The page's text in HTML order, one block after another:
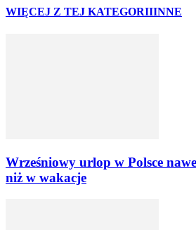
WIĘCEJ Z TEJ KATEGORIIINNE
Wrześniowy urlop w Polsce
niż w wakacje